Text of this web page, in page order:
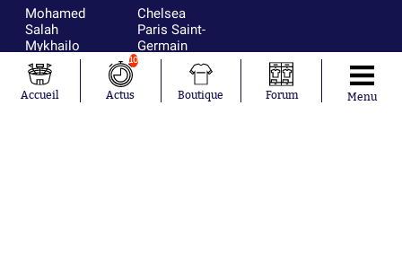
Mohamed
Salah
Mykhailo
Mudryk
Neymar
Khalis Merah
Chelsea
Paris Saint-
Germain
Bordeaux
Olympique
lyonnais
Accueil
10
Actus Boutique Forum Menu